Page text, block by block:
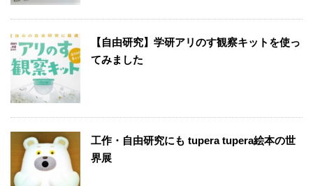
【自由研究】学研アリのす観察キットを使っ
てみました
工作・自由研究にも tupera tupera絵本の世
界展